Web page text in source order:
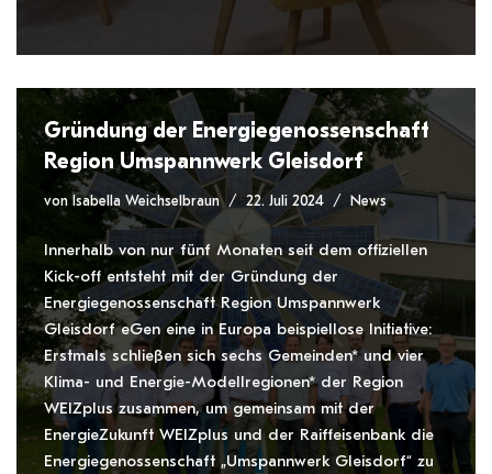
Gründung der Energiegenossenschaft
Region Umspannwerk Gleisdorf
vonIsabella Weichselbraun 22. Juli 2024 News
Innerhalb von nur fünf Monaten seit dem offiziellen
Kick-off entsteht mit der Gründung der
Energiegenossenschaft Region Umspannwerk
Gleisdorf eGen eine in Europa beispiellose Initiative:
Erstmals schließen sich sechs Gemeinden* und vier
Klima- und Energie-Modellregionen* der Region
WEIZplus zusammen, um gemeinsam mit der
EnergieZukunft WEIZplus und der Raiffeisenbank die
Energiegenossenschaft „Umspannwerk Gleisdorf“ zu